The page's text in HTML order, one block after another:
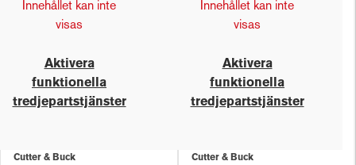
Innehållet kan inte
visas
Aktivera
funktionella
tredjepartstjänster
Cutter & Buck
Innehållet kan inte
visas
Aktivera
funktionella
tredjepartstjänster
Cutter & Buck